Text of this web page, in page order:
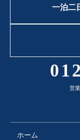
ホーム
一泊二
営